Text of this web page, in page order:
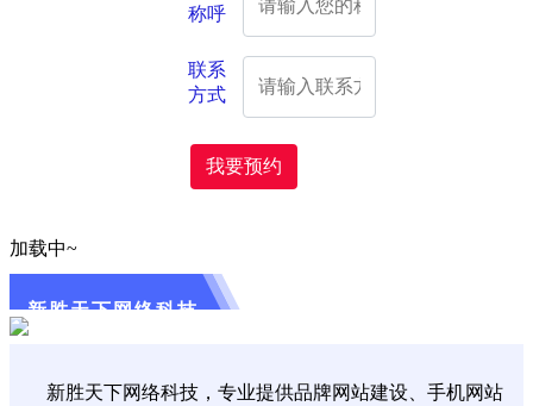
称呼
联系
方式
我要预约
加载中~
新胜天下网络科技
新胜天下网络科技，专业提供品牌网站建设、手机网站